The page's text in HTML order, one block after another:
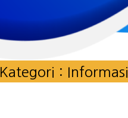
Kategori : Informasi